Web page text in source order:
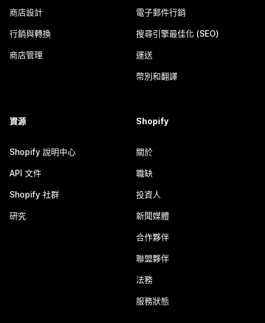
商店設計
行銷與轉換
商店管理
電子郵件行銷
搜尋引擎最佳化 (SEO)
運送
幣別和翻譯
資源
Shopify 說明中心
API 文件
Shopify 社群
研究
Shopify
關於
職缺
投資人
新聞媒體
合作夥伴
聯盟夥伴
法務
服務狀態